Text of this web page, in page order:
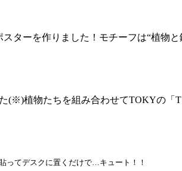
ターを作りました！モチーフは“植物と
(※)植物たちを組み合わせてTOKYの「T
ってデスクに置くだけで…キュート！！